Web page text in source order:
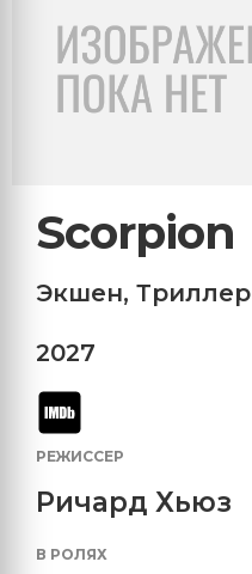
Scorpion
Экшен, Триллер
2027
РЕЖИССЕР
Ричард Хьюз
В РОЛЯХ